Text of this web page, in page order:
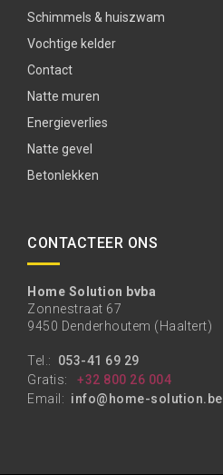
Schimmels & huiszwam
Vochtige kelder
Contact
Natte muren
Energieverlies
Natte gevel
Betonlekken
CONTACTEER ONS
Home Solution bvba
Zonnestraat 67
9450 Denderhoutem (Haaltert)
Tel.: 053-41 69 29
Gratis:
+32 800 26 004
Email: info@home-solution.be